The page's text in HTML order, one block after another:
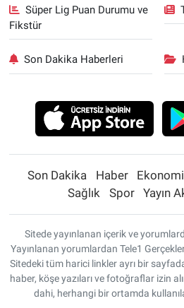
Süper Lig Puan Durumu ve
Fikstür
Son Dakika Haberleri
Son Dakika Haber Ekonomi
Sağlık
Spor Yayın
Sitede yayınlanan içerik ve
Yayınlanan yorumlardan Tele1
Sitedeki tüm harici linkler ayrı bir
haber, köşe yazıları ve fotoğraflar izin
dahi, herhangi bir ortamda